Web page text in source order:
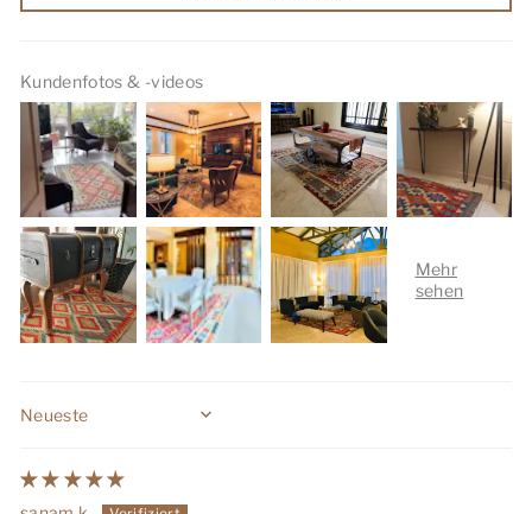
Kundenfotos & -videos
Sort by